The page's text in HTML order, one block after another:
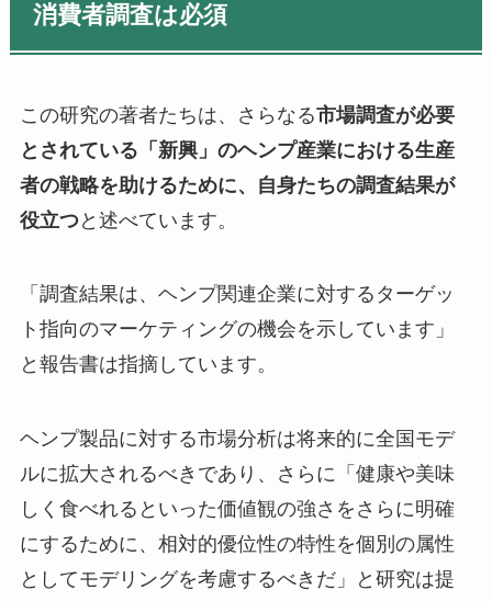
消費者調査は必須
この研究の著者たちは、さらなる市場調査が必要
とされている「新興」のヘンプ産業における生産
者の戦略を助けるために、自身たちの調査結果が
役立つと述べています。
「調査結果は、ヘンプ関連企業に対するターゲッ
ト指向のマーケティングの機会を示しています」
と報告書は指摘しています。
ヘンプ製品に対する市場分析は将来的に全国モデ
ルに拡大されるべきであり、さらに「健康や美味
しく食べれるといった価値観の強さをさらに明確
にするために、相対的優位性の特性を個別の属性
としてモデリングを考慮するべきだ」と研究は提